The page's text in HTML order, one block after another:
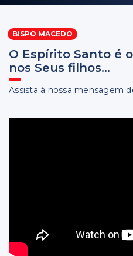
Biografia
Multimídia
Palavra Amiga
BISPO MACEDO
O Espírito Santo é
nos Seus filhos...
Assista à nossa mensagem